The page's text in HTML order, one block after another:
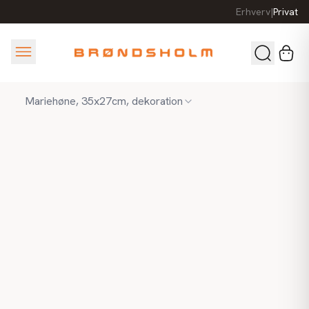
Erhverv|Privat
Mariehøne, 35x27cm, dekoration